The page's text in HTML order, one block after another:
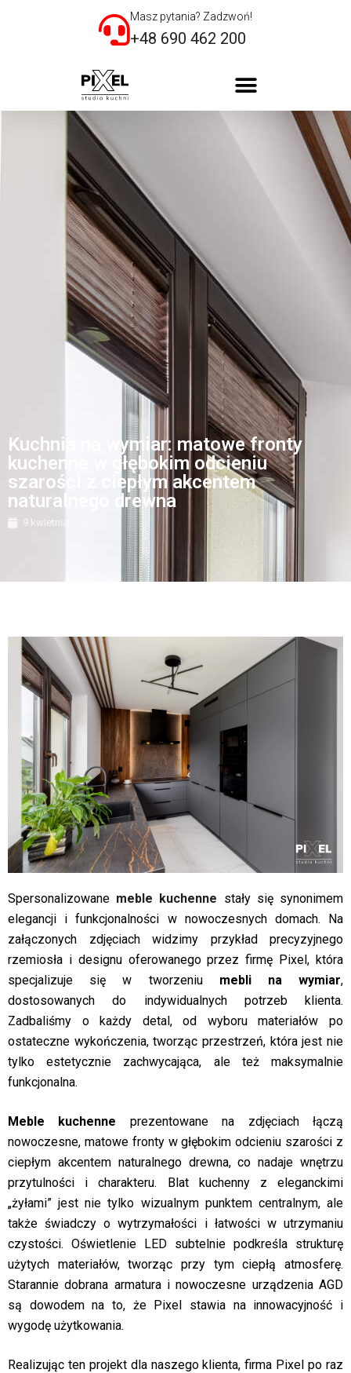
Masz pytania? Zadzwoń!
+48 690 462 200
Kuchnia na wymiar: matowe fronty
kuchenne w głębokim odcieniu
szarości z ciepłym akcentem
naturalnego drewna
9 kwietnia, 2024
Spersonalizowane meble kuchenne stały się synonimem
elegancji i funkcjonalności w nowoczesnych domach. Na
załączonych zdjęciach widzimy przykład precyzyjnego
rzemiosła i designu oferowanego przez firmę Pixel, która
specjalizuje się w tworzeniu mebli na wymiar,
dostosowanych do indywidualnych potrzeb klienta.
Zadbaliśmy o każdy detal, od wyboru materiałów po
ostateczne wykończenia, tworząc przestrzeń, która jest nie
tylko estetycznie zachwycająca, ale też maksymalnie
funkcjonalna.
Meble kuchenne prezentowane na zdjęciach łączą
nowoczesne, matowe fronty w głębokim odcieniu szarości z
ciepłym akcentem naturalnego drewna, co nadaje wnętrzu
przytulności i charakteru. Blat kuchenny z eleganckimi
„żyłami” jest nie tylko wizualnym punktem centralnym, ale
także świadczy o wytrzymałości i łatwości w utrzymaniu
czystości. Oświetlenie LED subtelnie podkreśla strukturę
użytych materiałów, tworząc przy tym ciepłą atmosferę.
Starannie dobrana armatura i nowoczesne urządzenia AGD
są dowodem na to, że Pixel stawia na innowacyjność i
wygodę użytkowania.
Realizując ten projekt dla naszego klienta, firma Pixel po raz